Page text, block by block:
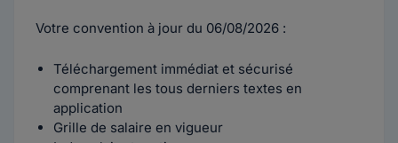
Votre convention à jour du 06/08/2026 :
Téléchargement immédiat et sécurisé
comprenant les tous derniers textes en
application
Grille de salaire en vigueur